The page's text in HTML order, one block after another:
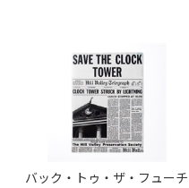
バック・トゥ・ザ・フューチ